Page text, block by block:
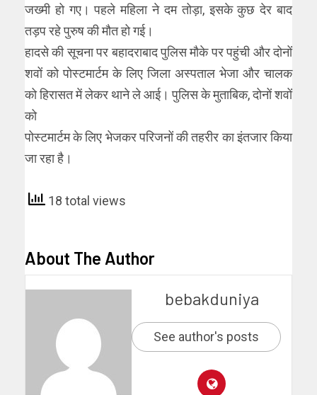
जख्मी हो गए। पहले महिला ने दम तोड़ा, इसके कुछ देर बाद
तड़प रहे पुरुष की मौत हो गई।
हादसे की सूचना पर बहादराबाद पुलिस मौके पर पहुंची और दोनों
शवों को पोस्टमार्टम के लिए जिला अस्पताल भेजा और चालक
को हिरासत में लेकर थाने ले आई। पुलिस के मुताबिक, दोनों शवों
को
पोस्टमार्टम के लिए भेजकर परिजनों की तहरीर का इंतजार किया
जा रहा है।
18 total views
About The Author
bebakduniya
See author's posts